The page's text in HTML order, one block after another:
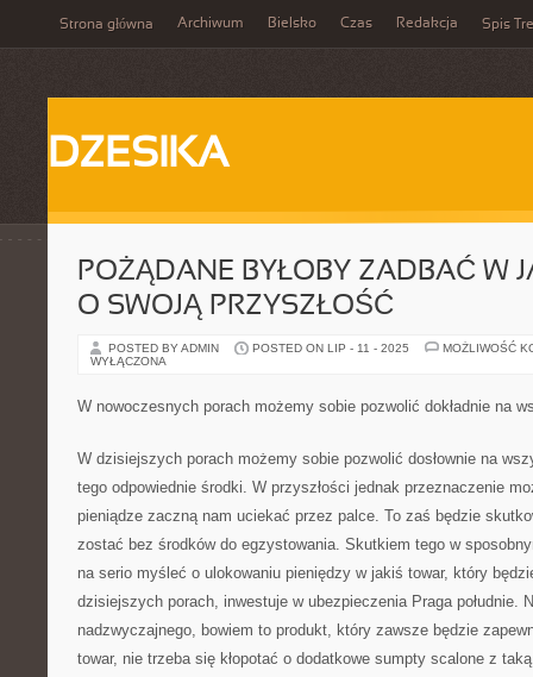
Strona główna Archiwum Bielsko Czas Redakcja Spis
DZESIKA
POŻĄDANE BYŁOBY ZADBAĆ W
O SWOJĄ PRZYSZŁOŚĆ
POSTED BY ADMIN POSTED ON LIP - 11 - 2025
MOŻLIWOŚĆ
WYŁĄCZONA
W nowoczesnych porach możemy sobie pozwolić dokładnie na
W dzisiejszych porach możemy sobie pozwolić dosłownie na
tego odpowiednie środki. W przyszłości jednak przeznaczenie
pieniądze zaczną nam uciekać przez palce. To zaś będzie
zostać bez środków do egzystowania. Skutkiem tego w
na serio myśleć o ulokowaniu pieniędzy w jakiś towar, który
dzisiejszych porach, inwestuje w ubezpieczenia Praga południe.
nadzwyczajnego, bowiem to produkt, który zawsze będzie
towar, nie trzeba się kłopotać o dodatkowe sumpty scalone z